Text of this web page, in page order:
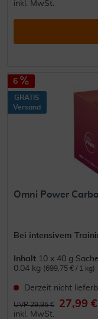
inkl. MwSt.
6
GRATIS
Versand
Omni Power
Bei intensivem
Inhalt 10 x 40 g
0.04 kg (699,75 € / 1 kg)
Derzeit nicht
UVP 29,95 € 27,99 €
inkl. MwSt.